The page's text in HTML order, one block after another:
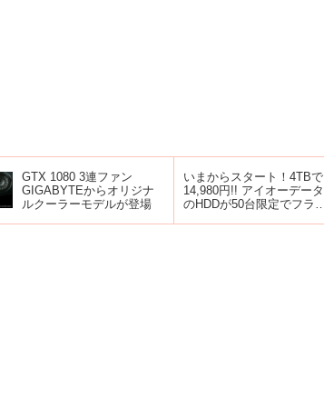
GTX 1080 3連ファン
GIGABYTEからオリジナ
ルクーラーモデルが登場
いまからスタート！4TBで
14,980円!! アイオーデータ
のHDDが50台限定でフラッ